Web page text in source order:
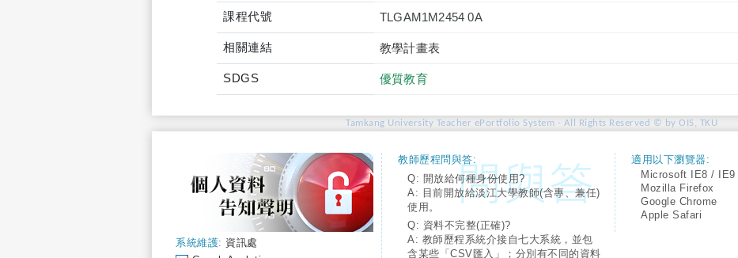
課程代號 TLGAM1M2454 0A
相關連結 教學計畫表
SDGS 優質教育
Tamkang University Teacher ePortfolio System - All Rights Reserved © by OIS, TKU
系統維護: 資訊處
教師歷程問與答:
Q: 開放給何種身份使用?
A: 目前開放給淡江大學教師(含專、兼任)
使用。
Q: 資料不完整(正確)?
A: 教師歷程系統介接自七大系統，並包
含某些「CSV匯入」；分別有不同的資料
適用以下瀏覽器:
Microsoft IE8 / IE9
Mozilla Firefox
Google Chrome
Apple Safari